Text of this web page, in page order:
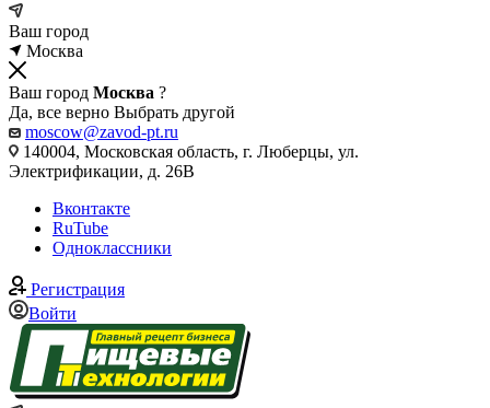
Ваш город
Москва
Ваш город Москва ?
Да, все верно Выбрать другой
moscow@zavod-pt.ru
140004, Московская область, г. Люберцы, ул.
Электрификации, д. 26В
Вконтакте
RuTube
Одноклассники
Регистрация
Войти